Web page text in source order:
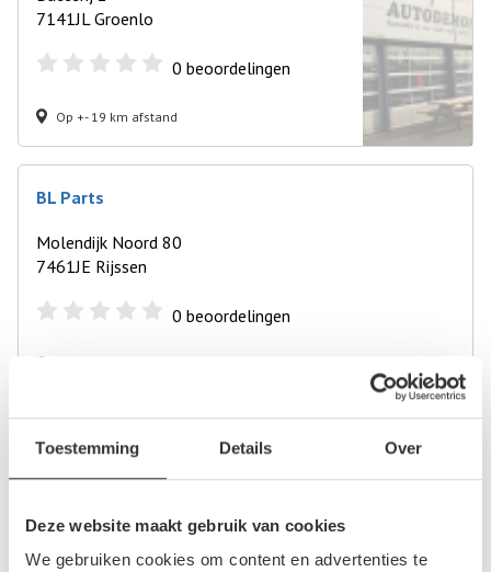
Toestemming Details Over
Deze website maakt gebruik van cookies
We gebruiken cookies om content en advertenties te
7141JL Groenlo
0 beoordelingen
Op +- 19 km afstand
BL Parts
Molendijk Noord 80
7461JE Rijssen
0 beoordelingen
Autosloperij in de buurt van Lochem
Apeldoorn
Arnhem